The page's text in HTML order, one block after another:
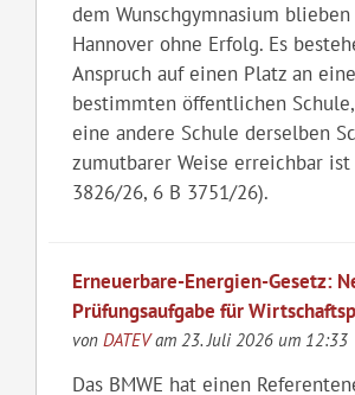
dem Wunschgymnasium
Hannover ohne Erfolg. Es
Anspruch auf einen Platz an
bestimmten öffentlichen
eine andere Schule derselben
zumutbarer Weise erreichbar ist
3826/26, 6 B 3751/26).
Erneuerbare-Energien-Gesetz:
Prüfungsaufgabe für
von DATEVam 23. Juli 2026 um 12:33
Das BMWE hat einen